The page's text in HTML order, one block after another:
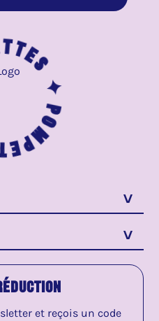
✦
✦
>
>
et reçois un code